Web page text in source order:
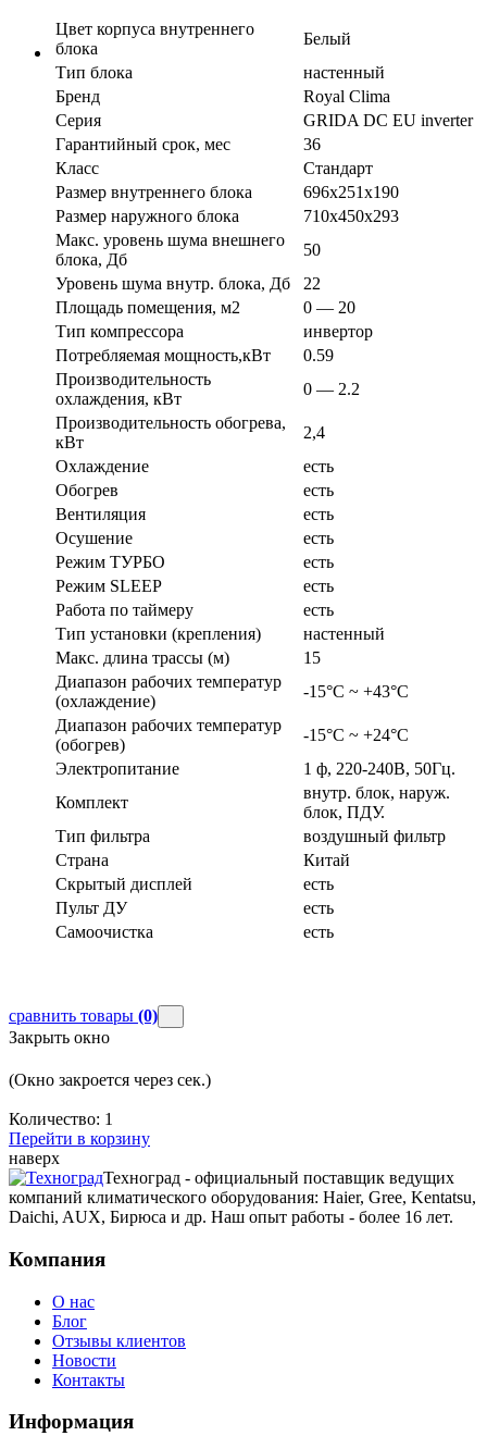
Цвет корпуса внутреннего
блока
Белый
Тип блока
настенный
Бренд
Royal Clima
Серия
GRIDA DC EU inverter
Гарантийный срок, мес
36
Класс
Стандарт
Размер внутреннего блока
696х251х190
Размер наружного блока
710х450х293
Макс. уровень шума внешнего
блока, Дб
50
Уровень шума внутр. блока, Дб
22
Площадь помещения, м2
0 — 20
Тип компрессора
инвертор
Потребляемая мощность,кВт
0.59
Производительность
охлаждения, кВт
0 — 2.2
Производительность обогрева,
кВт
2,4
Охлаждение
есть
Обогрев
есть
Вентиляция
есть
Осушение
есть
Режим ТУРБО
есть
Режим SLEEP
есть
Работа по таймеру
есть
Тип установки (крепления)
настенный
Макс. длина трассы (м)
15
Диапазон рабочих температур
(охлаждение)
-15°С ~ +43°С
Диапазон рабочих температур
(обогрев)
-15°С ~ +24°С
Электропитание
1 ф, 220-240В, 50Гц.
Комплект
внутр. блок, наруж.
блок, ПДУ.
Тип фильтра
воздушный фильтр
Страна
Китай
Скрытый дисплей
есть
Пульт ДУ
есть
Самоочистка
есть
сравнить товары (0)
Закрыть окно
(Окно закроется через сек.)
Количество: 1
Перейти в корзину
наверх
Техноград - официальный поставщик ведущих
компаний климатического оборудования: Haier, Gree, Kentatsu,
Daichi, AUX, Бирюса и др. Наш опыт работы - более 16 лет.
Компания
О нас
Блог
Отзывы клиентов
Новости
Контакты
Информация